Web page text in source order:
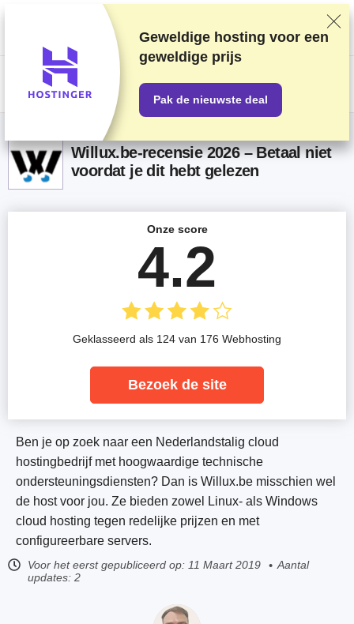
We rangschikken providers op basis van grondige tests en onderzoek,
maar houden ook rekening met feedback van onze lezers en onze
commerciële overeenkomsten met providers. Deze pagina bevat
affiliatelinks.
Openbaarmaking van advertenties
US$
Willux.be-recensie 2026 – Betaal niet
voordat je dit hebt gelezen
Ben je op zoek naar een Nederlandstalig cloud
hostingbedrijf met hoogwaardige technische
ondersteuningsdiensten? Dan is Willux.be misschien wel
de host voor jou. Ze bieden zowel Linux- als Windows
cloud hosting tegen redelijke prijzen en met
configureerbare servers.
Voor het eerst gepubliceerd op: 11 Maart 2019
Aantal
updates: 2
Onze score
4.2
Geklasseerd als 124 van 176 Webhosting
Bezoek de site
Geweldige hosting voor een
geweldige prijs
Pak de nieuwste deal